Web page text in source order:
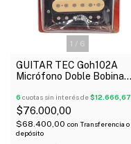
1 / 6
GUITAR TEC Goh102A
Micrófono Doble Bobina
6 cuotas sin interés de$12.666,67
$76.000,00
$68.400,00 con Transferencia o
depósito